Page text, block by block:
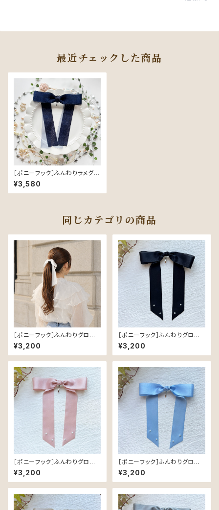
最近チェックした商品
［ポニーフック］ふんわりラメグロ
グラン／Navy（ネイビー）｜品
よくきらめく可憐なヘアリボン
¥3,580
同じカテゴリの商品
［ポニーフック］ふんわりグロスリ
ボン／White｜つやめく軽やか
なヘアリボン
¥3,200
［ポニーフック］ふんわりグロスリ
ボン／Black｜つやめく軽やか
なヘアリボン
¥3,200
［ポニーフック］ふんわりグロスリ
ボン／Pink｜つやめく軽やかな
ヘアリボン
¥3,200
［ポニーフック］ふんわりグロスリ
ボン／Light Blue｜つやめく軽
やかなヘアリボン
¥3,200